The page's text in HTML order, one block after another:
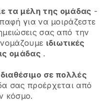
τα μέλη της ομάδας -
για να μοιράζεστε
σας από την
ιδιωτικές
ομάδας .
σε πολλές
σας προέρχεται από
κόσμο.